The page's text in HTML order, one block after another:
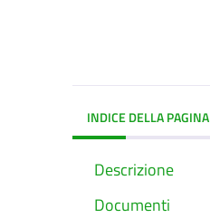
INDICE DELLA PAGINA
Descrizione
Documenti